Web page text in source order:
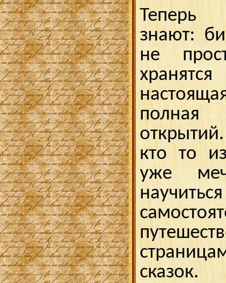
Теперь
знают:
не
кто то
уже
сказок.